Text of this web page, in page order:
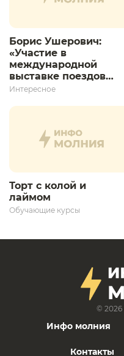
Борис Ушерович:
«Участие в
международной
выставке поездов
дает толчок для
развития»
Интересное
Торт с колой и
лаймом
Обучающие курсы
© 2026
Инфо молния
Контакты